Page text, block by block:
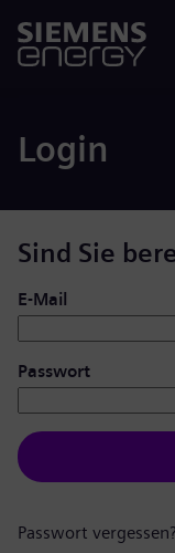
Login
Sind Sie
Login: Benutzer und
E-Mail
Passwort
Passwort vergessen?